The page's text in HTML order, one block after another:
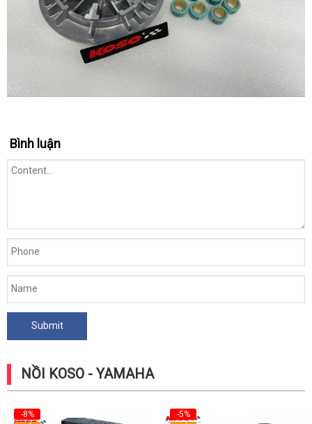
Bình luận
NỒI KOSO - YAMAHA
-8%
-5%